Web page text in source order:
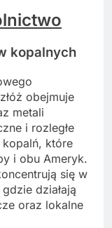
kopalnych
obejmuje
metali
i rozległe
które
i obu Ameryk.
się w
działają
oraz lokalne